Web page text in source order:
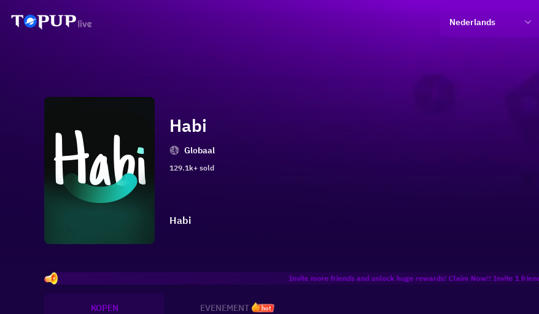
Nederlands
Habi
Globaal
129.1k+ sold
Habi
Invite more friends and unlock huge rewards! Claim Now!! Invite 1 friend to
KOPEN EVENEMENT hot